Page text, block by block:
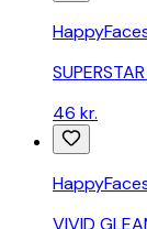
46 kr.
VIVID